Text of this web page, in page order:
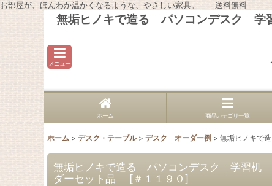
お部屋が、ほんわか温かくなるような、やさしい家具。 送料無料
無垢ヒノキで造る パソコンデスク
メニュー
ホーム 商品カテゴリ一覧
ホーム > デスク・テーブル > デスク オーダー例 > 無垢ヒノキで
無垢ヒノキで造る パソコンデスク 学習
ダーセット品
[＃１１９０]